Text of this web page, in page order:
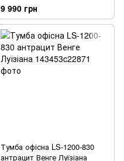
9 990 грн
Тумба офісна LS-1200-830
антрацит Венге Луїзіана